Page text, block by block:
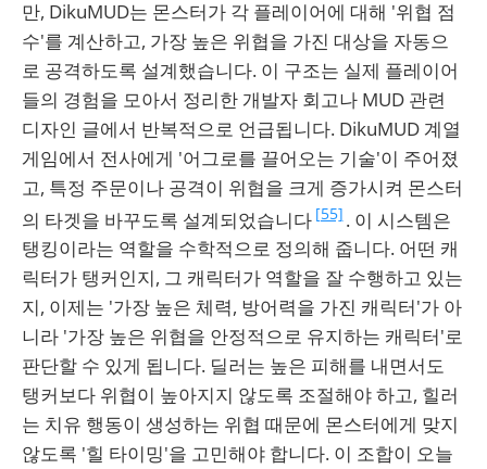
만, DikuMUD는 몬스터가 각 플레이어에 대해 '위협 점
수'를 계산하고, 가장 높은 위협을 가진 대상을 자동으
로 공격하도록 설계했습니다. 이 구조는 실제 플레이어
들의 경험을 모아서 정리한 개발자 회고나 MUD 관련
디자인 글에서 반복적으로 언급됩니다. DikuMUD 계열
게임에서 전사에게 '어그로를 끌어오는 기술'이 주어졌
고, 특정 주문이나 공격이 위협을 크게 증가시켜 몬스터
의 타겟을 바꾸도록 설계되었습니다 [55] . 이 시스템은
탱킹이라는 역할을 수학적으로 정의해 줍니다. 어떤 캐
릭터가 탱커인지, 그 캐릭터가 역할을 잘 수행하고 있는
지, 이제는 '가장 높은 체력, 방어력을 가진 캐릭터'가 아
니라 '가장 높은 위협을 안정적으로 유지하는 캐릭터'로
판단할 수 있게 됩니다. 딜러는 높은 피해를 내면서도
탱커보다 위협이 높아지지 않도록 조절해야 하고, 힐러
는 치유 행동이 생성하는 위협 때문에 몬스터에게 맞지
않도록 '힐 타이밍'을 고민해야 합니다. 이 조합이 오늘